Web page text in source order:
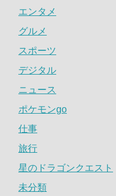
エンタメ
グルメ
スポーツ
デジタル
ニュース
ポケモンgo
仕事
旅行
星のドラゴンクエスト
未分類